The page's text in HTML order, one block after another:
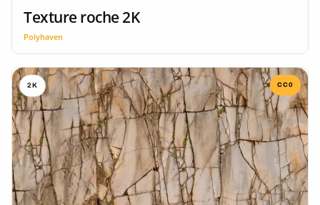
Texture roche 2K
Polyhaven
2K CC0